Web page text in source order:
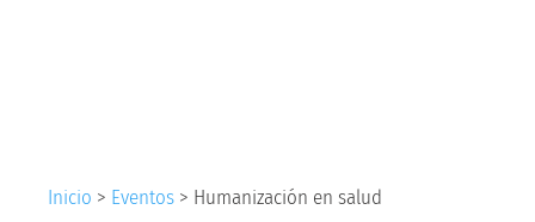
Inicio > Eventos > Humanización en salud